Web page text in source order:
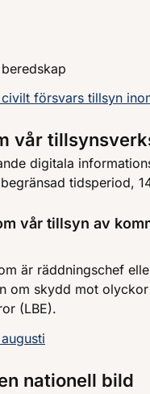
försvars tillsyn
vår
digitala
tidsperiod,
vår tillsyn av
är räddningschef
om skydd mot
(LBE).
nationell bild